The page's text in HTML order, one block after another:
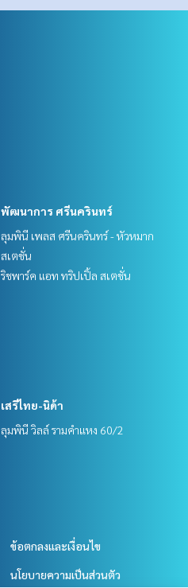
พัฒนาการ ศรีนครินทร์
ลุมพินี เพลส ศรีนครินทร์ - หัวหมาก
สเตชั่น
ริชพาร์ค แอท ทริปเปิ้ล สเตชั่น
เสรีไทย-นิด้า
ลุมพินี วิลล์ รามคำแหง 60/2
ข้อตกลงและเงื่อนไข
นโยบายความเป็นส่วนตัว